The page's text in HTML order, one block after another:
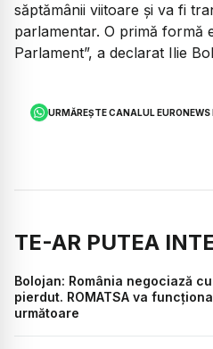
săptămânii viitoare și va fi
parlamentar. O primă formă
Parlament”, a declarat Ilie
URMĂREȘTE CANALUL
TE-AR PUTEA
Bolojan: România negociază
pierdut. ROMATSA va
următoare